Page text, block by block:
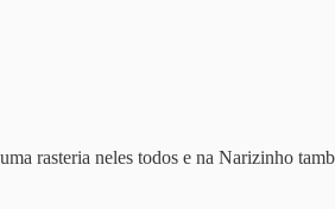
rasteria neles todos e na Narizinho